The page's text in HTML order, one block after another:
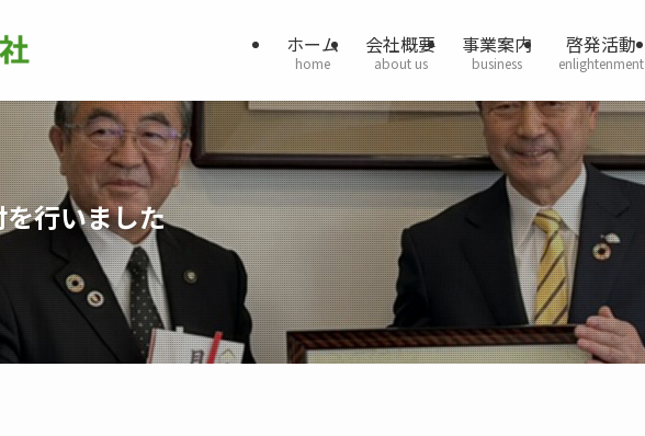
ホーム
home
会社概要
about us
事業案内
business
啓発活動
enlightenment
行いました